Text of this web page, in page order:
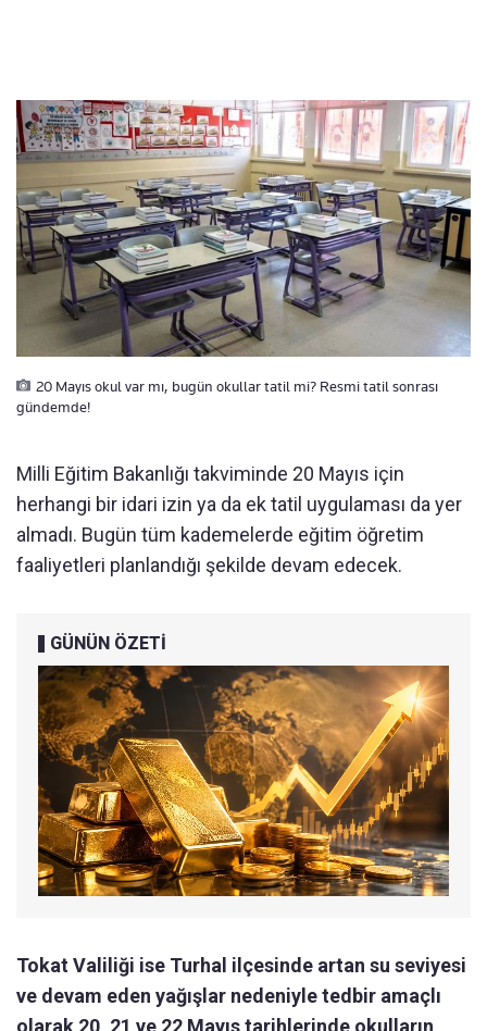
20 Mayıs okul var mı, bugün okullar tatil mi? Resmi tatil sonrası
gündemde!
Milli Eğitim Bakanlığı takviminde 20 Mayıs için
herhangi bir idari izin ya da ek tatil uygulaması da yer
almadı. Bugün tüm kademelerde eğitim öğretim
faaliyetleri planlandığı şekilde devam edecek.
GÜNÜN ÖZETİ
Tokat Valiliği ise Turhal ilçesinde artan su seviyesi
ve devam eden yağışlar nedeniyle tedbir amaçlı
olarak 20, 21 ve 22 Mayıs tarihlerinde okulların